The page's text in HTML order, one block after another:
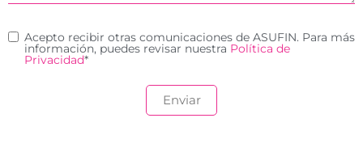
Acepto recibir otras comunicaciones de ASUFIN. Para más
información, puedes revisar nuestra Política de
Privacidad*